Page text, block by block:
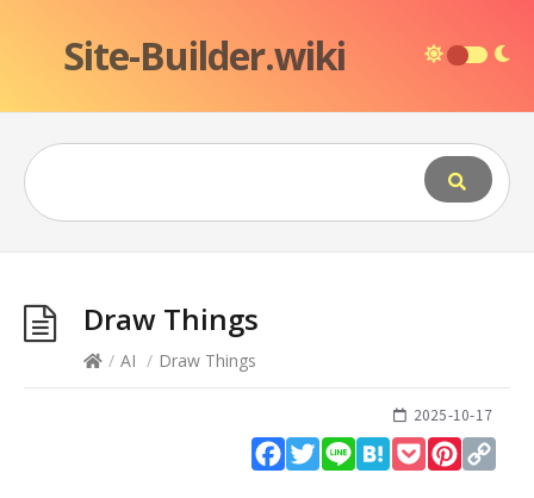
Site-Builder.wiki
Draw Things
/ AI / Draw Things
2025-10-17
Facebook
Twitter
Line HatenaPocket